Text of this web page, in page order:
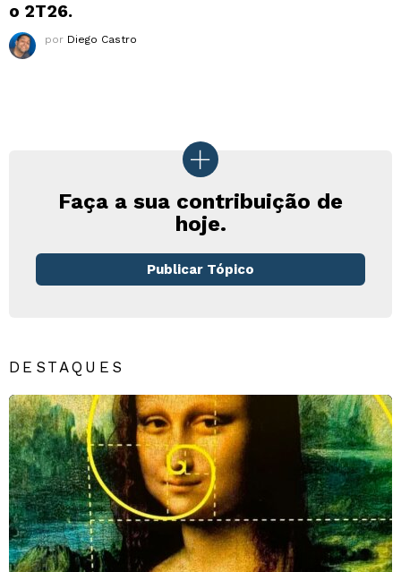
o 2T26.
por Diego Castro
Faça a sua contribuição de
hoje.
Publicar Tópico
DESTAQUES